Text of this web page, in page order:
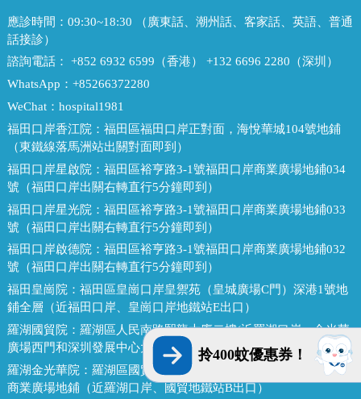
應診時間： 09:30~18:30 （廣東話、潮州話、客家話、英語、普通
話接診）
諮詢電話： +852 6932 6599（香港） +132 6696 2280（深圳）
WhatsApp： +85266372280
WeChat： hospital1981
福田口岸香江院： 福田區福田口岸正對面，海悅華城104號地鋪
（東鐵線落馬洲站出關對面即到）
福田口岸星啟院： 福田區裕亨路3-1號福田口岸商業廣場地鋪034
號（福田口岸出關右轉直行5分鐘即到）
福田口岸星光院： 福田區裕亨路3-1號福田口岸商業廣場地鋪033
號（福田口岸出關右轉直行5分鐘即到）
福田口岸啟德院： 福田區裕亨路3-1號福田口岸商業廣場地鋪032
號（福田口岸出關右轉直行5分鐘即到）
福田皇崗院： 福田區皇崗口岸皇禦苑（皇城廣場C門）深港1號地
鋪全層（近福田口岸、皇崗口岸地鐵站E出口）
羅湖國貿院： 羅湖區人民南路熙龍大廈二樓(近羅湖口岸，金光華
廣場西門和深圳發展中心大廈對面，國貿地鐵站E出口）
羅湖金光華院： 羅湖區國貿金光華廣場東二門對面，南湖路凱利
商業廣場地鋪（近羅湖口岸、國貿地鐵站B出口）
拎400蚊優惠券！